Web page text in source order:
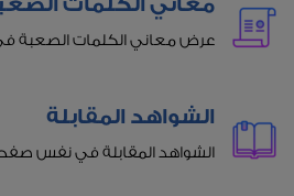
عرض معاني الكلمات الصعبة
الشواهد المقابلة
الشواهد المقابلة في نفس